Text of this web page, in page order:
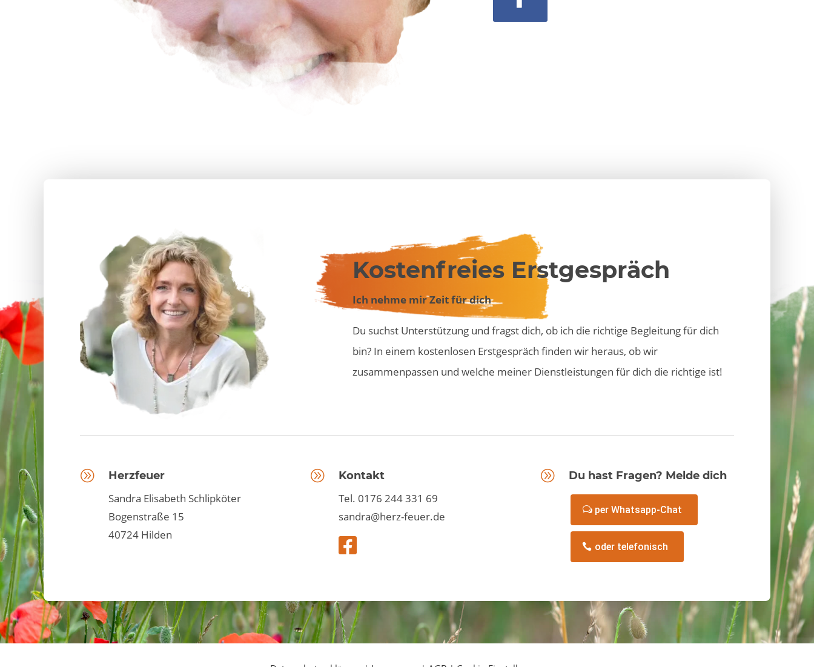
Kostenfreies Erstgespräch
Ich nehme mir Zeit für dich
Du suchst Unterstützung und fragst dich, ob ich die richtige Begleitung für dich
bin? In einem kostenlosen Erstgespräch finden wir heraus, ob wir
zusammenpassen und welche meiner Dienstleistungen für dich die richtige ist!
A Herzfeuer
Sandra Elisabeth Schlipköter
Bogenstraße 15
40724 Hilden
A Kontakt
Tel. 0176 244 331 69
sandra@herz-feuer.de
A Du hast Fragen? Melde dich
per Whatsapp-Chat
oder telefonisch